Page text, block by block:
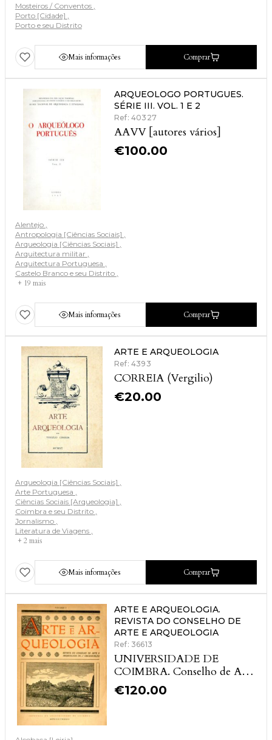
Mosteiros / Conventos
Porto [Cidade]
Porto e seu Distrito
Mais informações Comprar
ARQUEOLOGO PORTUGUES.
SÉRIE III. VOL. 1 E 2
Ref: 40327
AAVV [autores vários]
€100.00
Alentejo
Antropologia [Ciências Sociais]
Arqueologia [Ciências Sociais]
Arquitectura militar
Arquitectura Portuguesa
Castelo Branco e seu Distrito
+ 19 mais
Mais informações Comprar
ARTE E ARQUEOLOGIA
Ref: 4393
CORREIA (Vergilio)
€20.00
Arqueologia [Ciências Sociais]
Arte Portuguesa
Ciências Sociais [Arqueologia]
Coimbra e seu Distrito
Jornalismo
Literatura de Viagens
+ 2 mais
Mais informações Comprar
ARTE E ARQUEOLOGIA.
REVISTA DO CONSELHO DE
ARTE E ARQUEOLOGIA
Ref: 36613
UNIVERSIDADE DE
COIMBRA. Conselho de Arte
e Arqueologia da 2ª
Circunscrição
€120.00